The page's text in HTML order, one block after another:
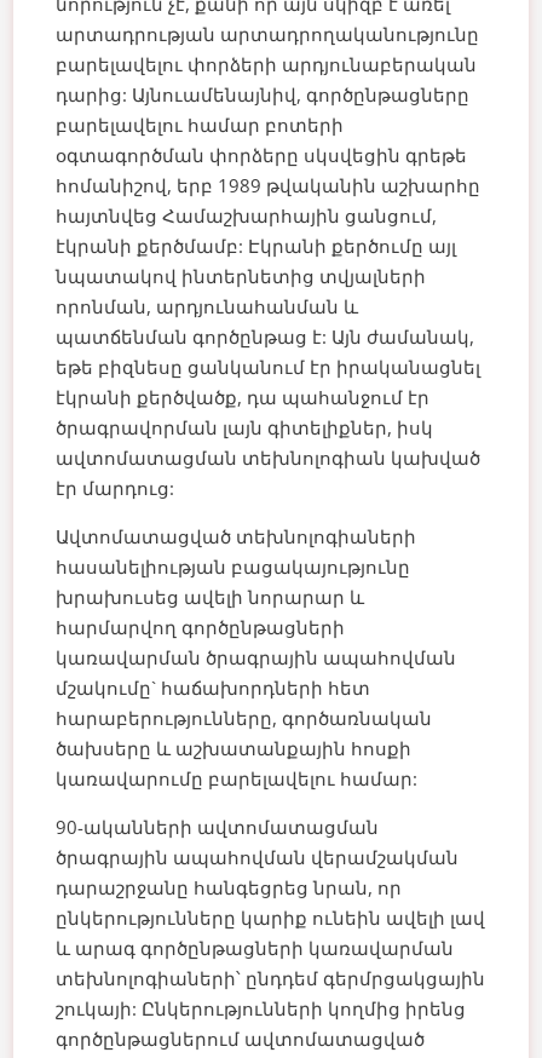
արտադրության արտադրողականությունը
բարելավելու փորձերի արդյունաբերական
դարից: Այնուամենայնիվ, գործընթացները
բարելավելու համար բոտերի
օգտագործման փորձերը սկսվեցին գրեթե
հոմանիշով, երբ 1989 թվականին աշխարհը
հայտնվեց Համաշխարհային ցանցում,
էկրանի քերծմամբ: Էկրանի քերծումը այլ
նպատակով ինտերնետից տվյալների
որոնման, արդյունահանման և
պատճենման գործընթաց է: Այն ժամանակ,
եթե բիզնեսը ցանկանում էր իրականացնել
էկրանի քերծվածք, դա պահանջում էր
ծրագրավորման լայն գիտելիքներ, իսկ
ավտոմատացման տեխնոլոգիան կախված
էր մարդուց:
Ավտոմատացված տեխնոլոգիաների
հասանելիության բացակայությունը
խրախուսեց ավելի նորարար և
հարմարվող գործընթացների
կառավարման ծրագրային ապահովման
մշակումը` հաճախորդների հետ
հարաբերությունները, գործառնական
ծախսերը և աշխատանքային հոսքի
կառավարումը բարելավելու համար:
90-ականների ավտոմատացման
ծրագրային ապահովման վերամշակման
դարաշրջանը հանգեցրեց նրան, որ
ընկերությունները կարիք ունեին ավելի լավ
և արագ գործընթացների կառավարման
տեխնոլոգիաների՝ ընդդեմ գերմրցակցային
շուկայի: Ընկերությունների կողմից իրենց
գործընթացներում ավտոմատացված